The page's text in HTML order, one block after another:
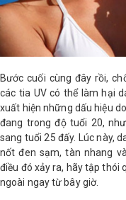
Bước cuối cùng đây rồi,
các tia UV có thể làm hại
xuất hiện những dấu hiệu
đang trong độ tuổi 20,
sang tuổi 25 đấy. Lúc này,
nốt đen sạm, tàn nhang
điều đó xảy ra, hãy tập thói
ngoài ngay từ bây giờ.